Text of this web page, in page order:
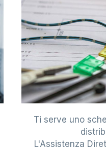
Ti serve uno
L'Assistenza